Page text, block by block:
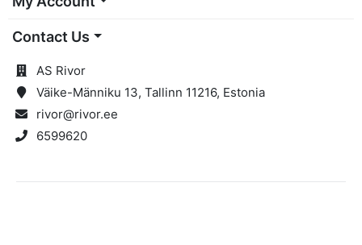
Contact Us
AS Rivor
Väike-Männiku 13, Tallinn 11216, Estonia
rivor@rivor.ee
6599620